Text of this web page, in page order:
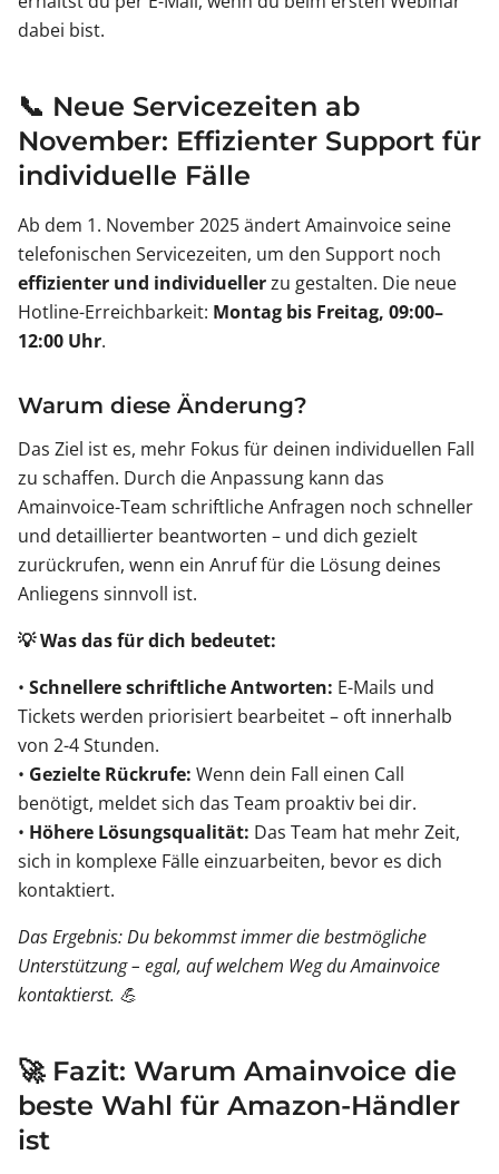
dabei bist.
📞 Neue Servicezeiten ab
November: Effizienter Support für
individuelle Fälle
Ab dem 1. November 2025 ändert Amainvoice seine
telefonischen Servicezeiten, um den Support noch
effizienter und individuellerzu gestalten. Die neue
Hotline-Erreichbarkeit: Montag bis Freitag, 09:00–
12:00 Uhr.
Warum diese Änderung?
Das Ziel ist es, mehr Fokus für deinen individuellen Fall
zu schaffen. Durch die Anpassung kann das
Amainvoice-Team schriftliche Anfragen noch schneller
und detaillierter beantworten – und dich gezielt
zurückrufen, wenn ein Anruf für die Lösung deines
Anliegens sinnvoll ist.
💡 Was das für dich bedeutet:
• Schnellere schriftliche Antworten: E-Mails und
Tickets werden priorisiert bearbeitet – oft innerhalb
von 2-4 Stunden.
• Gezielte Rückrufe: Wenn dein Fall einen Call
benötigt, meldet sich das Team proaktiv bei dir.
• Höhere Lösungsqualität: Das Team hat mehr Zeit,
sich in komplexe Fälle einzuarbeiten, bevor es dich
kontaktiert.
Das Ergebnis: Du bekommst immer die bestmögliche
Unterstützung – egal, auf welchem Weg du Amainvoice
kontaktierst. 💪
🚀 Fazit: Warum Amainvoice die
beste Wahl für Amazon-Händler
ist